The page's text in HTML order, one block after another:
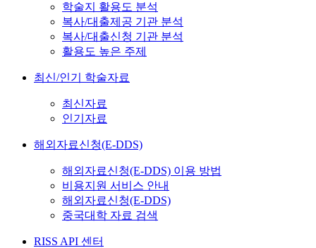
학술지 활용도 분석
복사/대출제공 기관 분석
복사/대출신청 기관 분석
활용도 높은 주제
최신/인기 학술자료
최신자료
인기자료
해외자료신청(E-DDS)
해외자료신청(E-DDS) 이용 방법
비용지원 서비스 안내
해외자료신청(E-DDS)
중국대학 자료 검색
RISS API 센터